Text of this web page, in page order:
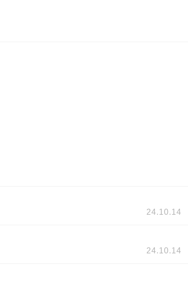
24.10.14
24.10.14